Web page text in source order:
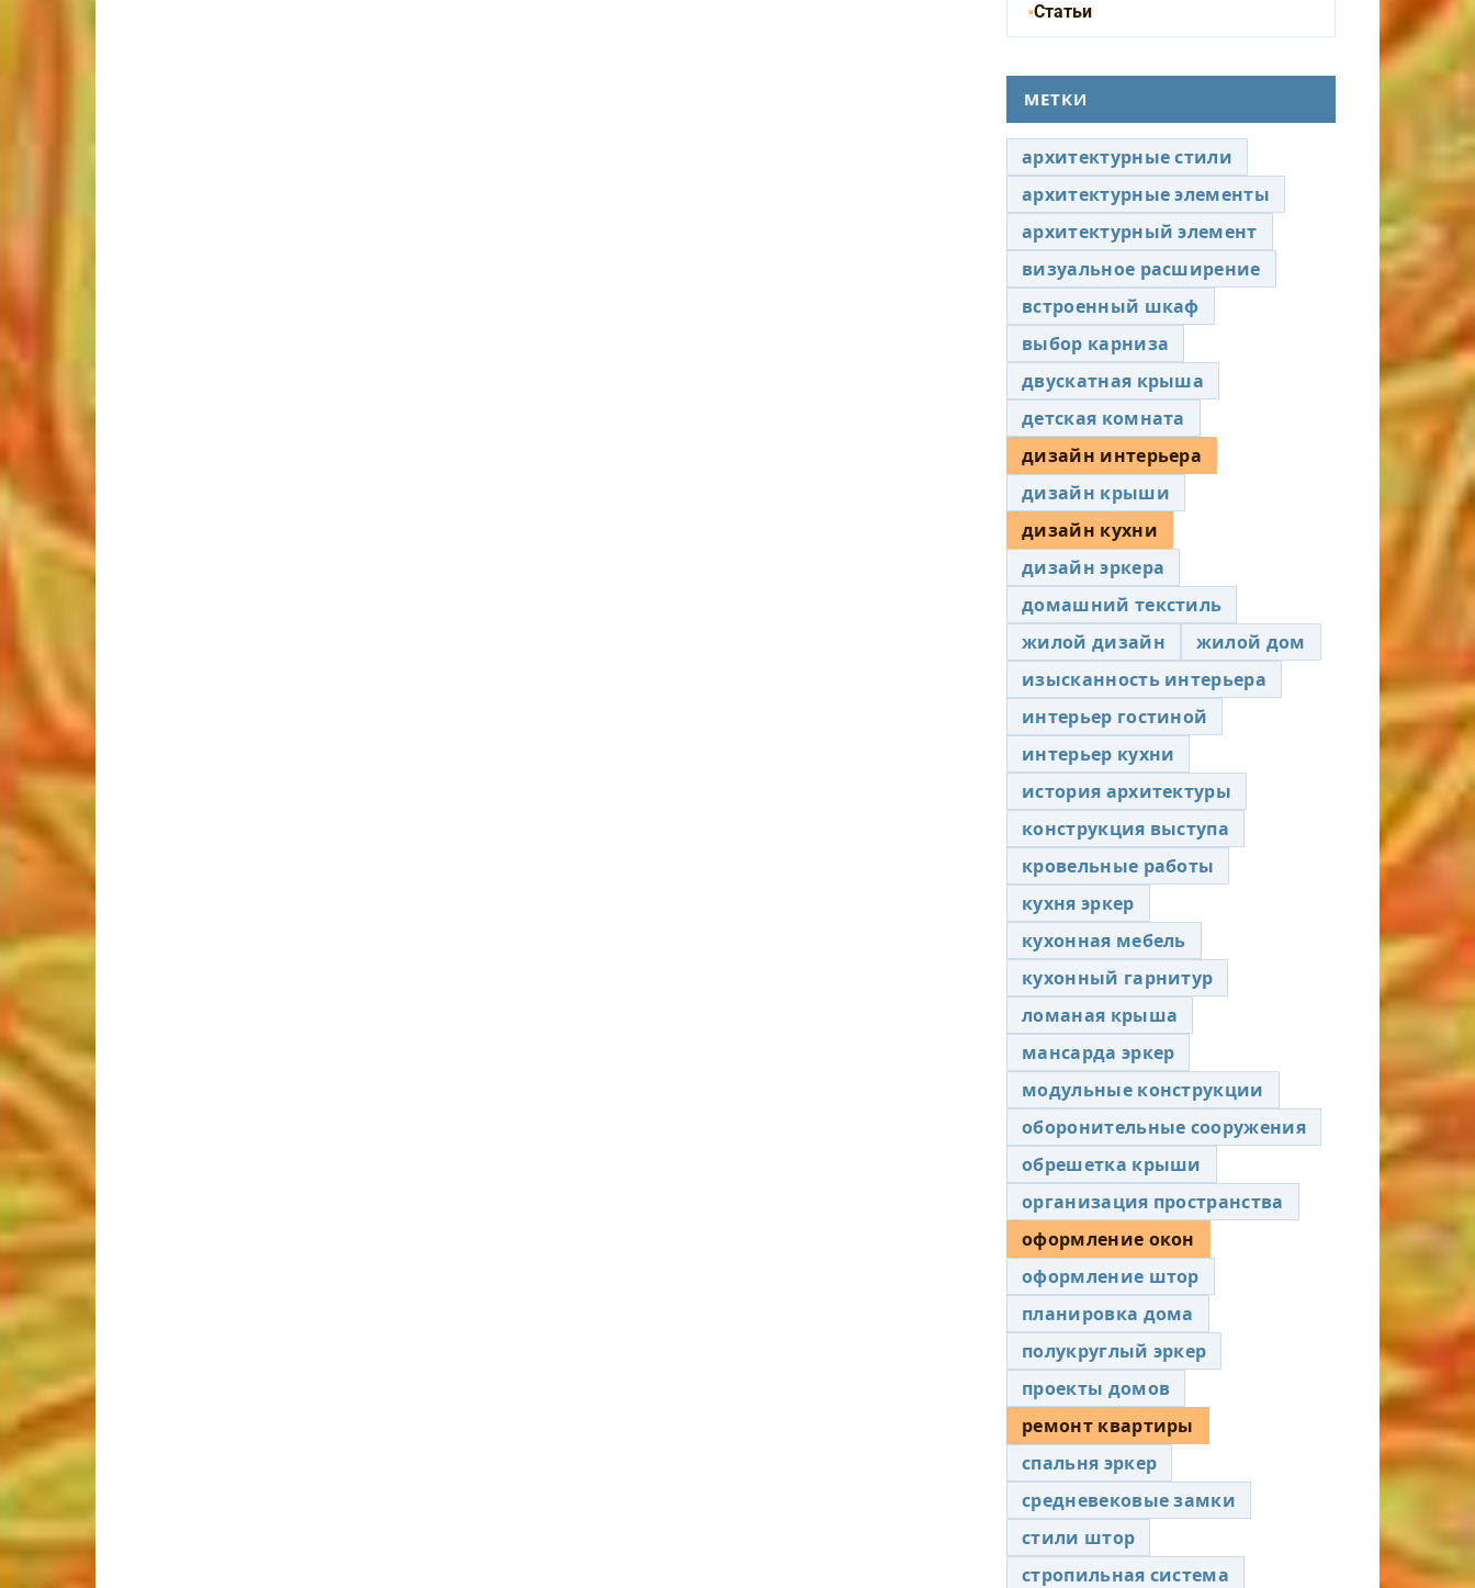
Статьи
МЕТКИ
архитектурные стили
архитектурные элементы
архитектурный элемент
визуальное расширение
встроенный шкаф
выбор карниза
двускатная крыша
детская комната
дизайн интерьера
дизайн крыши
дизайн кухни
дизайн эркера
домашний текстиль
жилой дизайн
жилой дом
изысканность интерьера
интерьер гостиной
интерьер кухни
история архитектуры
конструкция выступа
кровельные работы
кухня эркер
кухонная мебель
кухонный гарнитур
ломаная крыша
мансарда эркер
модульные конструкции
оборонительные сооружения
обрешетка крыши
организация пространства
оформление окон
оформление штор
планировка дома
полукруглый эркер
проекты домов
ремонт квартиры
спальня эркер
средневековые замки
стили штор
стропильная система